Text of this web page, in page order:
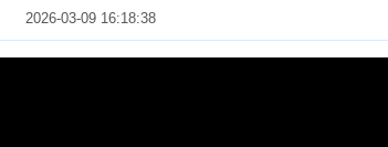
2026-03-09 16:18:38